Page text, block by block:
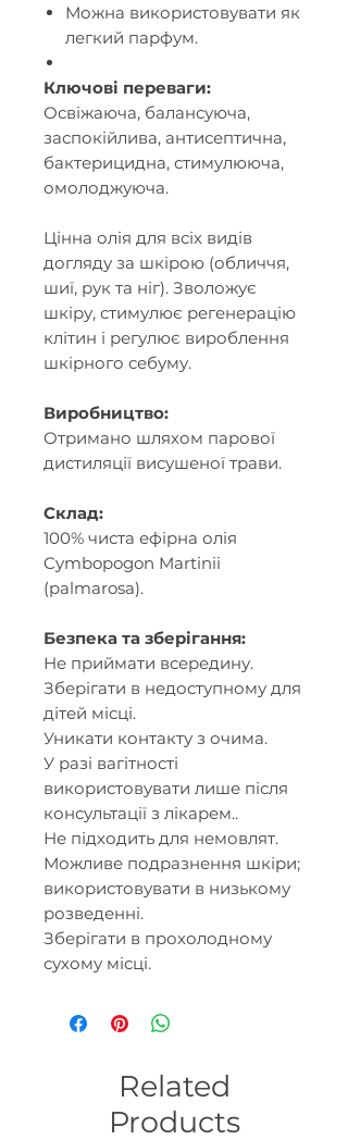
Можна використовувати як
легкий парфум.
Ключові переваги:
Освіжаюча, балансуюча,
заспокійлива, антисептична,
бактерицидна, стимулююча,
омолоджуюча.
Цінна олія для всіх видів
догляду за шкірою (обличчя,
шиї, рук та ніг). Зволожує
шкіру, стимулює регенерацію
клітин і регулює вироблення
шкірного себуму.
Виробництво:
Отримано шляхом парової
дистиляції висушеної трави.
Склад:
100% чиста ефірна олія
Cymbopogon Martinii
(palmarosa).
Безпека та зберігання:
Не приймати всередину.
Зберігати в недоступному для
дітей місці.
Уникати контакту з очима.
У разі вагітності
використовувати лише після
консультації з лікарем..
Не підходить для немовлят.
Можливе подразнення шкіри;
використовувати в низькому
розведенні.
Зберігати в прохолодному
сухому місці.
Related
Products